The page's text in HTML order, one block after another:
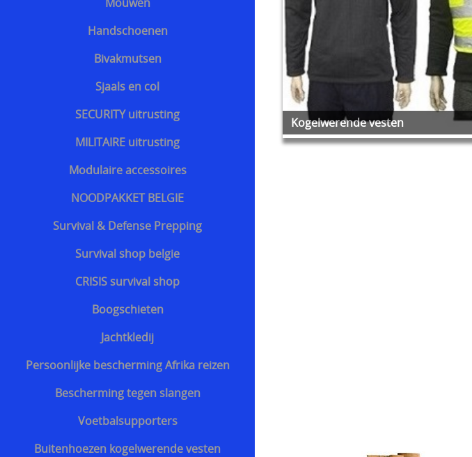
Handschoenen
Bivakmutsen
Sjaals en col
SECURITY uitrusting
MILITAIRE uitrusting
Modulaire accessoires
NOODPAKKET BELGIE
Survival & Defense Prepping
Survival shop belgie
CRISIS survival shop
Boogschieten
Jachtkledij
Persoonlijke bescherming Afrika reizen
Bescherming tegen slangen
Voetbalsupporters
Buitenhoezen kogelwerende vesten
Kogelwerende vesten